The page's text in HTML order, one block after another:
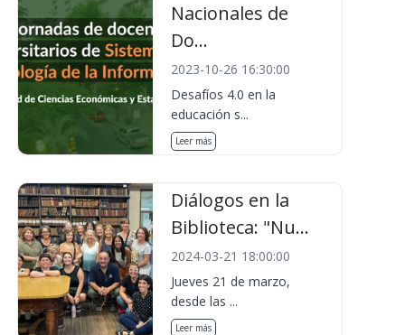
Nacionales de
Do...
2023-10-26 16:30:00
Desafíos 4.0 en la
educación s...
Leer más
Diálogos en la
Biblioteca: "Nu...
2024-03-21 18:00:00
Jueves 21 de marzo,
desde las ...
Leer más